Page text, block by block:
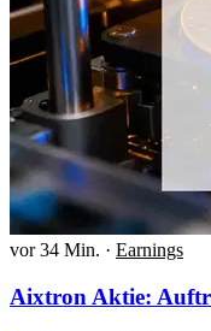
vor 34 Min. · Earnings
Aixtron Aktie: